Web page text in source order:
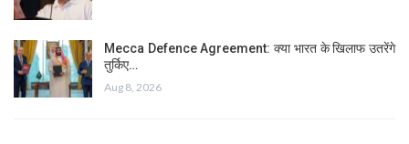
Mecca Defence Agreement: क्या भारत के खिलाफ उतरेंगे
तुर्किए…
Aug 8, 2026